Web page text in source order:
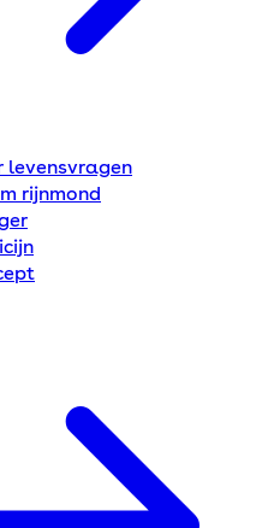
levensvragen
rijnmond